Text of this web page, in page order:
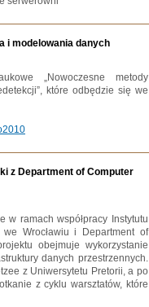
i modelowania danych
„Nowoczesne metody
które odbędzie się we
z Department of Computer
ramach współpracy Instytutu
Wrocławiu i Department of
obejmuje wykorzystanie
danych przestrzennych.
z Uniwersytetu Pretorii, a po
z cyklu warsztatów, które